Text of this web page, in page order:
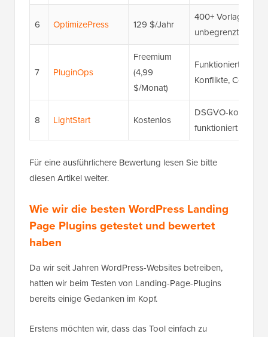
6 OptimizePress 129 $/Jahr
400+ Vorlagen,
unbegrenzte
7 PluginOps
Freemium
(4,99
$/Monat)
Funktioniert mit
Konflikte, Coming
8 LightStart Kostenlos
DSGVO-konform,
funktioniert mit
Für eine ausführlichere Bewertung lesen Sie bitte
diesen Artikel weiter.
Wie wir die besten WordPress Landing
Page Plugins getestet und bewertet
haben
Da wir seit Jahren WordPress-Websites betreiben,
hatten wir beim Testen von Landing-Page-Plugins
bereits einige Gedanken im Kopf.
Erstens möchten wir, dass das Tool einfach zu